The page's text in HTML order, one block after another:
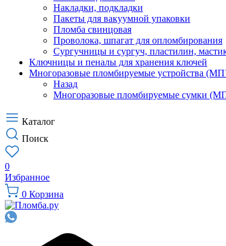
Накладки, подкладки
Пакеты для вакуумной упаковки
Пломба свинцовая
Проволока, шпагат для опломбирования
Сургучницы и сургуч, пластилин,
Ключницы и пеналы для хранения ключей
Многоразовые пломбируемые устройства
Назад
Многоразовые пломбируемые сумки
Каталог
Поиск
0
Избранное
0 Корзина